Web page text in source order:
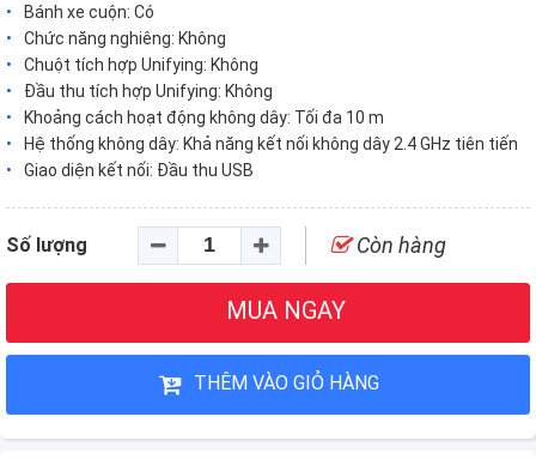
Bánh xe cuộn: Có
Chức năng nghiêng: Không
Chuột tích hợp Unifying: Không
Đầu thu tích hợp Unifying: Không
Khoảng cách hoạt động không dây: Tối đa 10 m
Hệ thống không dây: Khả năng kết nối không dây 2.4 GHz tiên tiến
Giao diện kết nối: Đầu thu USB
Số lượng Còn hàng
MUA NGAY
THÊM VÀO GIỎ HÀNG